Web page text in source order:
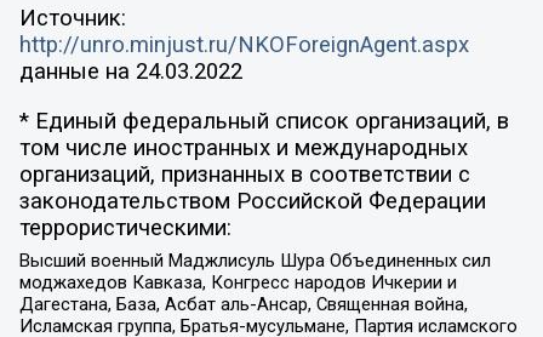
Источник:
http://unro.minjust.ru/NKOForeignAgent.aspx
данные на 24.03.2022
* Единый федеральный список организаций, в
том числе иностранных и международных
организаций, признанных в соответствии с
законодательством Российской Федерации
террористическими:
Высший военный Маджлисуль Шура Объединенных сил
моджахедов Кавказа, Конгресс народов Ичкерии и
Дагестана, База, Асбат аль-Ансар, Священная война,
Исламская группа, Братья-мусульмане, Партия исламского